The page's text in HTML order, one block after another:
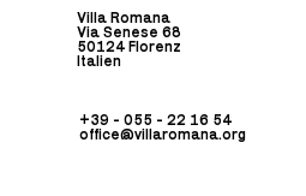
Villa Romana
Via Senese 68
50124 Florenz
Italien
+39 - 055 - 22 16 54
office@villaromana.org